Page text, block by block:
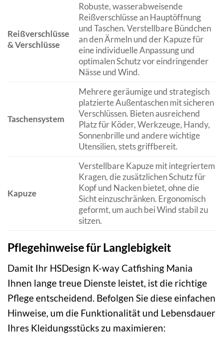
Reißverschlüsse
& Verschlüsse
Robuste, wasserabweisende
Reißverschlüsse an Hauptöffnung
und Taschen. Verstellbare Bündchen
an den Ärmeln und der Kapuze für
eine individuelle Anpassung und
optimalen Schutz vor eindringender
Nässe und Wind.
Taschensystem
Mehrere geräumige und strategisch
platzierte Außentaschen mit sicheren
Verschlüssen. Bieten ausreichend
Platz für Köder, Werkzeuge, Handy,
Sonnenbrille und andere wichtige
Utensilien, stets griffbereit.
Kapuze
Verstellbare Kapuze mit integriertem
Kragen, die zusätzlichen Schutz für
Kopf und Nacken bietet, ohne die
Sicht einzuschränken. Ergonomisch
geformt, um auch bei Wind stabil zu
sitzen.
Pflegehinweise für Langlebigkeit
Damit Ihr HSDesign K-way Catfishing Mania
Ihnen lange treue Dienste leistet, ist die richtige
Pflege entscheidend. Befolgen Sie diese einfachen
Hinweise, um die Funktionalität und Lebensdauer
Ihres Kleidungsstücks zu maximieren: